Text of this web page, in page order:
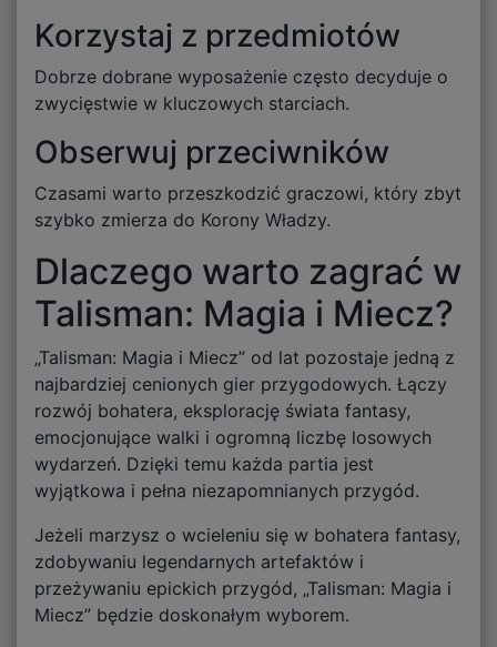
Korzystaj z przedmiotów
Dobrze dobrane wyposażenie często decyduje o
zwycięstwie w kluczowych starciach.
Obserwuj przeciwników
Czasami warto przeszkodzić graczowi, który zbyt
szybko zmierza do Korony Władzy.
Dlaczego warto zagrać w
Talisman: Magia i Miecz?
„Talisman: Magia i Miecz” od lat pozostaje jedną z
najbardziej cenionych gier przygodowych. Łączy
rozwój bohatera, eksplorację świata fantasy,
emocjonujące walki i ogromną liczbę losowych
wydarzeń. Dzięki temu każda partia jest
wyjątkowa i pełna niezapomnianych przygód.
Jeżeli marzysz o wcieleniu się w bohatera fantasy,
zdobywaniu legendarnych artefaktów i
przeżywaniu epickich przygód, „Talisman: Magia i
Miecz” będzie doskonałym wyborem.